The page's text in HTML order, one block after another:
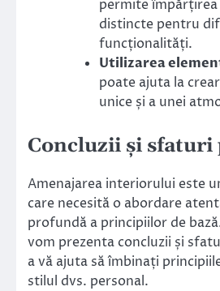
permite
distincte pentru
funcționalități.
Utilizarea
poate ajuta la
unice și a unei
Concluzii și sfaturi
Amenajarea interiorului este
care necesită o abordare
profundă a principiilor de
vom prezenta concluzii și
a vă ajuta să îmbinați
stilul dvs. personal.